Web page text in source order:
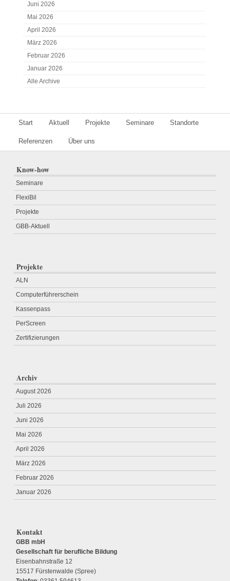
Juni 2026
Mai 2026
April 2026
März 2026
Februar 2026
Januar 2026
Alle Archive
Start Aktuell Projekte Seminare Standorte
Referenzen Über uns
Know-how
Seminare
FlexiBil
Projekte
GBB-Aktuell
Projekte
ALN
Computerführerschein
Kassenpass
PerScreen
Zertifizierungen
Archiv
August 2026
Juli 2026
Juni 2026
Mai 2026
April 2026
März 2026
Februar 2026
Januar 2026
Kontakt
GBB mbH
Gesellschaft für berufliche Bildung
Eisenbahnstraße 12
15517 Fürstenwalde (Spree)